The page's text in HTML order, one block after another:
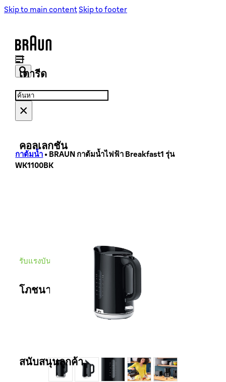
Skip to main contentSkip to footer
Search
...×
กาต้มน้ำ • BRAUN กาต้มน้ำไฟฟ้า Breakfast1 รุ่น
WK1100BK
เครื่องชงกาแฟ
เครื่องชงกาแฟ
เตารีด
คอลเลกชัน
รับแรงบันดาลใจจาก
โภชนาการสำหรับเด็ก
สนับสนุนลูกค้า